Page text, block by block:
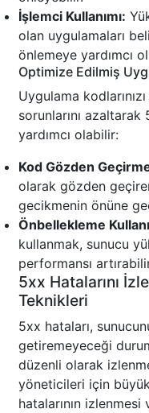
İşlemci Kullanımı:
olan uygulamaları
önlemeye yardımcı
Optimize Edilmiş
Uygulama
sorunlarını azaltarak
yardımcı olabilir:
Kod Gözden
olarak gözden
gecikmenin önüne
Önbellekleme
kullanmak, sunucu
performansı
5xx Hatalarını
Teknikleri
5xx hataları,
getiremeyeceği
düzenli olarak
yöneticileri için
hatalarının